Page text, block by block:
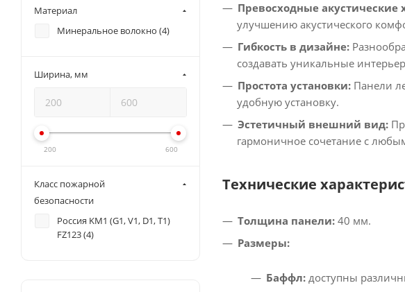
Превосходные акустические
улучшению акустического
Гибкость в дизайне:
создавать уникальные
Простота установки: Панели
удобную установку.​
Эстетичный внешний вид:
гармоничное сочетание с
Технические
Толщина панели: 40 мм.​
Размеры:
Баффл: доступны
Материал
Минеральное волокно (4)
Ширина, мм
200 600
Класс пожарной
безопасности
Россия KM1 (G1, V1, D1, T1)
FZ123 (4)